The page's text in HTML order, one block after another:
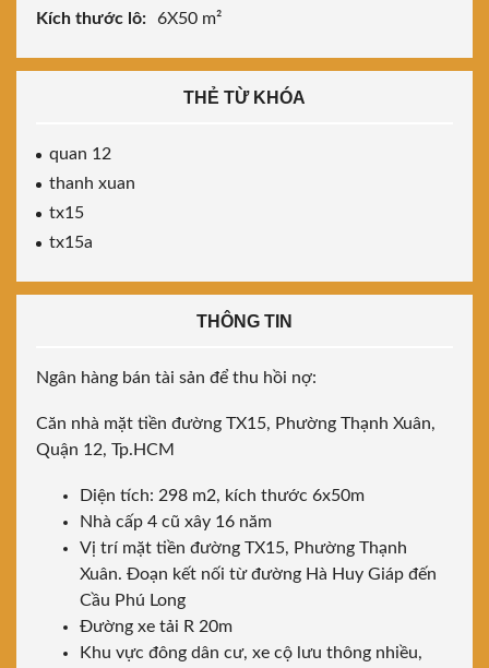
Kích thước lô:
6X50 m²
THẺ TỪ KHÓA
quan 12
thanh xuan
tx15
tx15a
THÔNG TIN
Ngân hàng bán tài sản để thu hồi nợ:
Căn nhà mặt tiền đường TX15, Phường Thạnh Xuân,
Quận 12, Tp.HCM
Diện tích: 298 m2, kích thước 6x50m
Nhà cấp 4 cũ xây 16 năm
Vị trí mặt tiền đường TX15, Phường Thạnh
Xuân. Đoạn kết nối từ đường Hà Huy Giáp đến
Cầu Phú Long
Đường xe tải R 20m
Khu vực đông dân cư, xe cộ lưu thông nhiều,